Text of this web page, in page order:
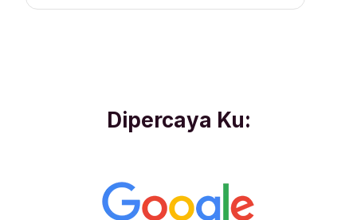
Dipercaya Ku: